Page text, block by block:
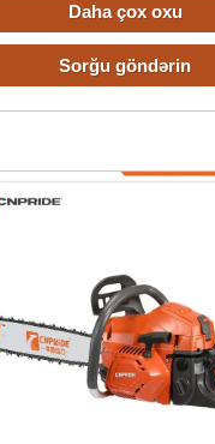
Daha çox oxu
Sorğu göndərin